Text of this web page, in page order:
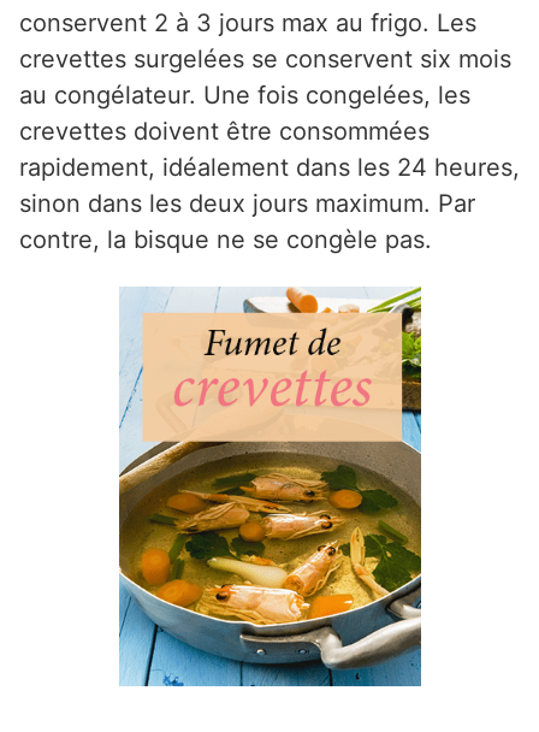
conservent 2 à 3 jours max au frigo. Les
crevettes surgelées se conservent six mois
au congélateur. Une fois congelées, les
crevettes doivent être consommées
rapidement, idéalement dans les 24 heures,
sinon dans les deux jours maximum. Par
contre, la bisque ne se congèle pas.